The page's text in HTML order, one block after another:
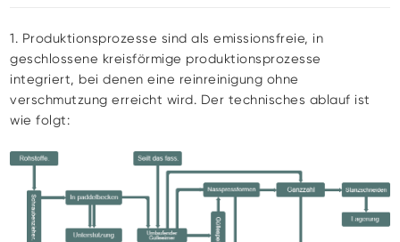
1. Produktionsprozesse sind als emissionsfreie, in
geschlossene kreisförmige produktionsprozesse
integriert, bei denen eine reinreinigung ohne
verschmutzung erreicht wird. Der technisches ablauf ist
wie folgt: